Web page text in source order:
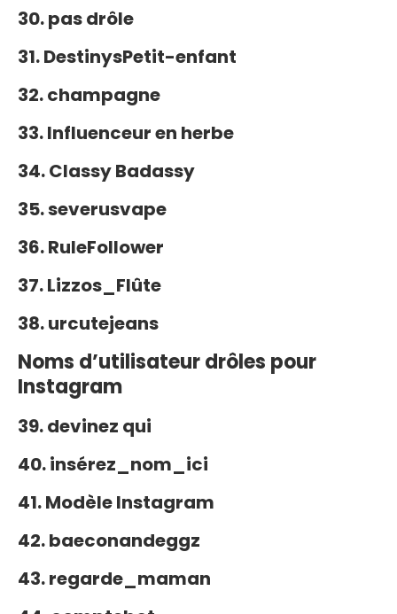
30. pas drôle
31. DestinysPetit-enfant
32. champagne
33. Influenceur en herbe
34. Classy Badassy
35. severusvape
36. RuleFollower
37. Lizzos_Flûte
38. urcutejeans
Noms d’utilisateur drôles pour
Instagram
39. devinez qui
40. insérez_nom_ici
41. Modèle Instagram
42. baeconandeggz
43. regarde_maman